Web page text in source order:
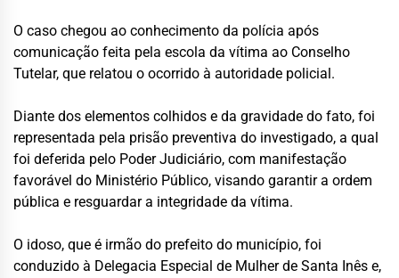
O caso chegou ao conhecimento da polícia após
comunicação feita pela escola da vítima ao Conselho
Tutelar, que relatou o ocorrido à autoridade policial.
Diante dos elementos colhidos e da gravidade do fato, foi
representada pela prisão preventiva do investigado, a qual
foi deferida pelo Poder Judiciário, com manifestação
favorável do Ministério Público, visando garantir a ordem
pública e resguardar a integridade da vítima.
O idoso, que é irmão do prefeito do município, foi
conduzido à Delegacia Especial de Mulher de Santa Inês e,